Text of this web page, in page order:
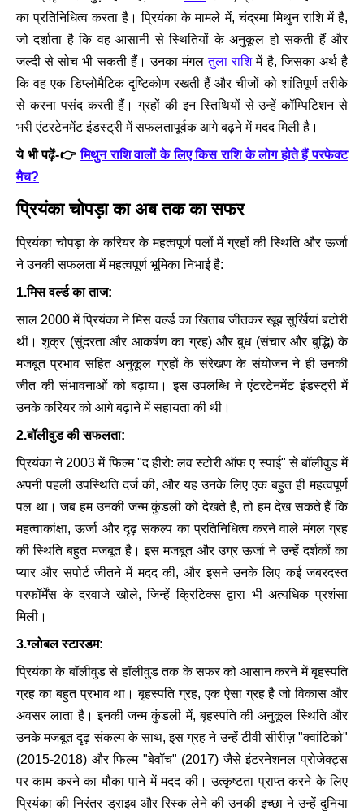
का प्रतिनिधित्व करता है। प्रियंका के मामले में, चंद्रमा मिथुन राशि में है,
जो दर्शाता है कि वह आसानी से स्थितियों के अनुकूल हो सकती हैं और
जल्दी से सोच भी सकती हैं। उनका मंगलतुला राशिमें है, जिसका अर्थ है
कि वह एक डिप्लोमैटिक दृष्टिकोण रखती हैं और चीजों को शांतिपूर्ण तरीके
से करना पसंद करती हैं। ग्रहों की इन स्तिथियों से उन्हें कॉम्पिटिशन से
भरी एंटरटेनमेंट इंडस्ट्री में सफलतापूर्वक आगे बढ़नेमें मदद मिली है।
ये भी पढ़ें-👉मिथुन राशि वालों के लिए किस राशि के लोग होते हैं परफेक्ट
मैच?
प्रियंका चोपड़ा का अब तक का सफर
प्रियंका चोपड़ा के करियर के महत्वपूर्ण पलों में ग्रहों की स्थिति और ऊर्जा
ने उनकी सफलता में महत्वपूर्ण भूमिका निभाई है:
1.मिस वर्ल्ड का ताज:
साल 2000 में प्रियंका ने मिस वर्ल्ड का खिताब जीतकर खूब सुर्खियां बटोरी
थीं। शुक्र (सुंदरता और आकर्षण का ग्रह) और बुध (संचार और बुद्धि) के
मजबूत प्रभाव सहित अनुकूल ग्रहों के संरेखण के संयोजन ने ही उनकी
जीत की संभावनाओं को बढ़ाया। इस उपलब्धि ने एंटरटेनमेंट इंडस्ट्री में
उनके करियर को आगे बढ़ाने में सहायता की थी।
2.बॉलीवुड की सफलता:
प्रियंका ने 2003 में फिल्म "द हीरो: लव स्टोरी ऑफ ए स्पाई" से बॉलीवुड में
अपनी पहली उपस्थिति दर्ज की, और यह उनके लिए एक बहुत ही महत्वपूर्ण
पल था। जब हम उनकी जन्म कुंडली को देखते हैं, तो हम देख सकते हैं कि
महत्वाकांक्षा, ऊर्जा और दृढ़ संकल्प का प्रतिनिधित्व करने वाले मंगल ग्रह
की स्थिति बहुत मजबूत है। इस मजबूत और उग्र ऊर्जा ने उन्हें दर्शकों का
प्यार और सपोर्ट जीतने में मदद की, और इसने उनके लिए कई जबरदस्त
परफॉर्मेंस के दरवाजे खोले, जिन्हें क्रिटिक्स द्वारा भी अत्यधिक प्रशंसा
मिली।
3.ग्लोबल स्टारडम:
प्रियंका के बॉलीवुड से हॉलीवुड तक के सफर को आसान करने में बृहस्पति
ग्रह का बहुत प्रभाव था। बृहस्पति ग्रह, एक ऐसा ग्रह है जो विकास और
अवसर लाता है। इनकी जन्म कुंडली में, बृहस्पति की अनुकूल स्थिति और
उनके मजबूत दृढ़ संकल्प के साथ, इस ग्रह ने उन्हें टीवी सीरीज़ "क्वांटिको"
(2015-2018) और फिल्म "बेवॉच" (2017) जैसे इंटरनेशनल प्रोजेक्ट्स
पर काम करने का मौका पाने में मदद की। उत्कृष्टता प्राप्त करने के लिए
प्रियंका की निरंतर ड्राइव और रिस्क लेने की उनकी इच्छा ने उन्हें दुनिया